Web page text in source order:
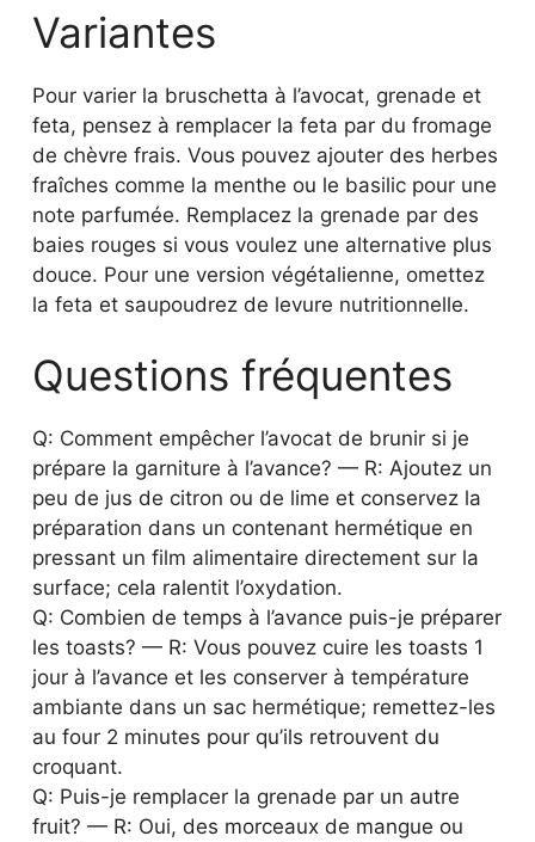
Variantes
Pour varier la bruschetta à l’avocat, grenade et
feta, pensez à remplacer la feta par du fromage
de chèvre frais. Vous pouvez ajouter des herbes
fraîches comme la menthe ou le basilic pour une
note parfumée. Remplacez la grenade par des
baies rouges si vous voulez une alternative plus
douce. Pour une version végétalienne, omettez
la feta et saupoudrez de levure nutritionnelle.
Questions fréquentes
Q: Comment empêcher l’avocat de brunir si je
prépare la garniture à l’avance? — R: Ajoutez un
peu de jus de citron ou de lime et conservez la
préparation dans un contenant hermétique en
pressant un film alimentaire directement sur la
surface; cela ralentit l’oxydation.
Q: Combien de temps à l’avance puis-je préparer
les toasts? — R: Vous pouvez cuire les toasts 1
jour à l’avance et les conserver à température
ambiante dans un sac hermétique; remettez-les
au four 2 minutes pour qu’ils retrouvent du
croquant.
Q: Puis-je remplacer la grenade par un autre
fruit? — R: Oui, des morceaux de mangue ou